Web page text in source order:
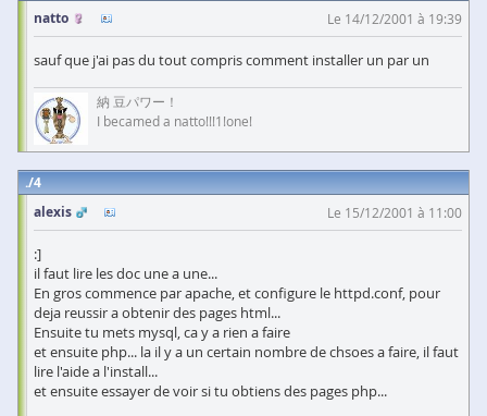
natto
Le 14/12/2001 à 19:39
sauf que j'ai pas du tout compris comment installer un par un
納 豆パワー！
I becamed a natto!!!1!one!
4
alexis
Le 15/12/2001 à 11:00
:]
il faut lire les doc une a une...
En gros commence par apache, et configure le httpd.conf, pour
deja reussir a obtenir des pages html...
Ensuite tu mets mysql, ca y a rien a faire
et ensuite php... la il y a un certain nombre de chsoes a faire, il faut
lire l'aide a l'install...
et ensuite essayer de voir si tu obtiens des pages php...